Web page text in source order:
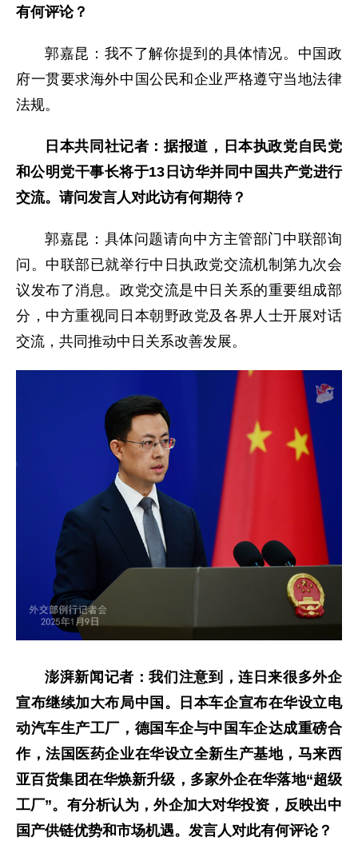
有何评论？
郭嘉昆：我不了解你提到的具体情况。中国政
府一贯要求海外中国公民和企业严格遵守当地法律
法规。
日本共同社记者：据报道，日本执政党自民党
和公明党干事长将于13日访华并同中国共产党进行
交流。请问发言人对此访有何期待？
郭嘉昆：具体问题请向中方主管部门中联部询
问。中联部已就举行中日执政党交流机制第九次会
议发布了消息。政党交流是中日关系的重要组成部
分，中方重视同日本朝野政党及各界人士开展对话
交流，共同推动中日关系改善发展。
澎湃新闻记者：我们注意到，连日来很多外企
宣布继续加大布局中国。日本车企宣布在华设立电
动汽车生产工厂，德国车企与中国车企达成重磅合
作，法国医药企业在华设立全新生产基地，马来西
亚百货集团在华焕新升级，多家外企在华落地“超级
工厂”。有分析认为，外企加大对华投资，反映出中
国产供链优势和市场机遇。发言人对此有何评论？